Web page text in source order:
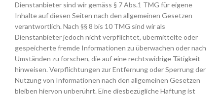
Dienstanbieter sind wir gemäss § 7 Abs.1 TMG für eigene
Inhalte auf diesen Seiten nach den allgemeinen Gesetzen
verantwortlich. Nach §§ 8 bis 10 TMG sind wir als
Dienstanbieter jedoch nicht verpflichtet, übermittelte oder
gespeicherte fremde Informationen zu überwachen oder nach
Umständen zu forschen, die auf eine rechtswidrige Tätigkeit
hinweisen. Verpflichtungen zur Entfernung oder Sperrung der
Nutzung von Informationen nach den allgemeinen Gesetzen
bleiben hiervon unberührt. Eine diesbezügliche Haftung ist